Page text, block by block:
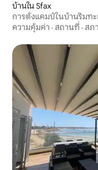
บ้านใน Sfax
การตั้งแคมป์ในบ้านริมทะ
ความคุ้มค่า · สถานที่ · สภ